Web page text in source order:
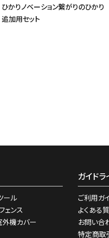
ひかりノベーション繋がりのひかり
追加用セット
ール
ェンス
外機カバー
ガイドラ
ご利用ガ
よくある
お問い合
特定商取